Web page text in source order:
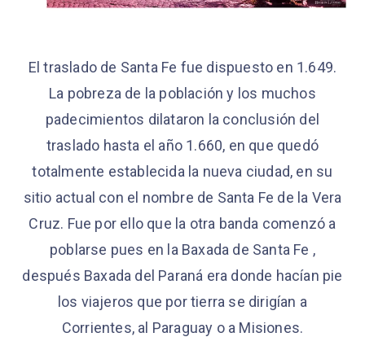
El traslado de Santa Fe fue dispuesto en 1.649.
La pobreza de la población y los muchos
padecimientos dilataron la conclusión del
traslado hasta el año 1.660, en que quedó
totalmente establecida la nueva ciudad, en su
sitio actual con el nombre de Santa Fe de la Vera
Cruz. Fue por ello que la otra banda comenzó a
poblarse pues en la Baxada de Santa Fe ,
después Baxada del Paraná era donde hacían pie
los viajeros que por tierra se dirigían a
Corrientes, al Paraguay o a Misiones.